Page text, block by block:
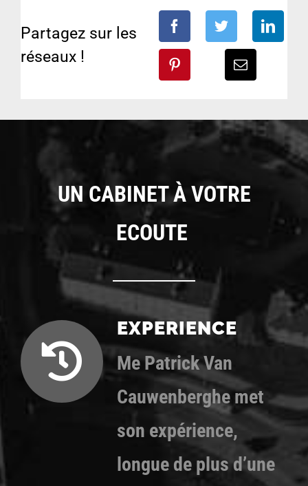
Partagez sur les
réseaux !
UN CABINET À VOTRE
ECOUTE
EXPERIENCE
Me Patrick Van
Cauwenberghe met
son expérience,
longue de plus d’une